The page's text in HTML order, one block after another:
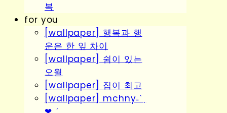
복
for you
[wallpaper] 행복과 행
운은 한 잎 차이
[wallpaper] 쉼이 있는
오월
[wallpaper] 집이 최고
[wallpaper] mchny˗ˋˏ